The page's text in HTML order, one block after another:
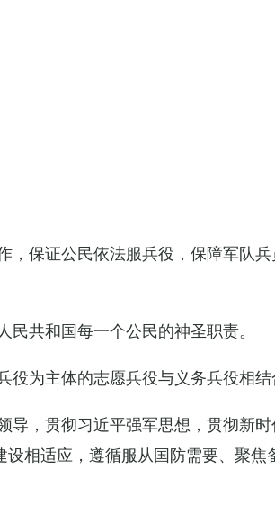
，保证公民依法服兵役，保障军队
共和国每一个公民的神圣职责。
为主体的志愿兵役与义务兵役相结
导，贯彻习近平强军思想，贯彻新
相适应，遵循服从国防需要、聚